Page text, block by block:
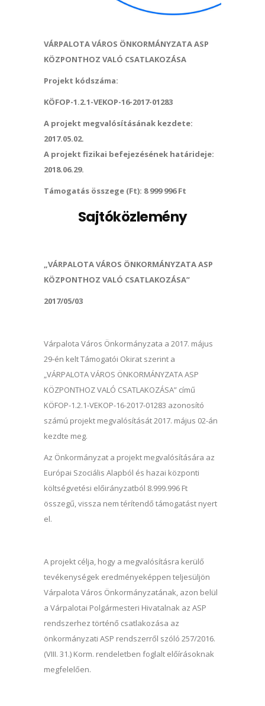
VÁRPALOTA VÁROS ÖNKORMÁNYZATA ASP
KÖZPONTHOZ VALÓ CSATLAKOZÁSA
Projekt kódszáma:
KÖFOP-1.2.1-VEKOP-16-2017-01283
A projekt megvalósításának kezdete:
2017.05.02.
A projekt fizikai befejezésének határideje:
2018.06.29.
Támogatás összege (Ft): 8 999 996 Ft
Sajtóközlemény
„VÁRPALOTA VÁROS ÖNKORMÁNYZATA ASP
KÖZPONTHOZ VALÓ CSATLAKOZÁSA”
2017/05/03
Várpalota Város Önkormányzata a 2017. május
29-én kelt Támogatói Okirat szerint a
„VÁRPALOTA VÁROS ÖNKORMÁNYZATA ASP
KÖZPONTHOZ VALÓ CSATLAKOZÁSA” című
KÖFOP-1.2.1-VEKOP-16-2017-01283 azonosító
számú projekt megvalósítását 2017. május 02-án
kezdte meg.
Az Önkormányzat a projekt megvalósítására az
Európai Szociális Alapból és hazai központi
költségvetési előirányzatból 8.999.996 Ft
összegű, vissza nem térítendő támogatást nyert
el.
A projekt célja, hogy a megvalósításra kerülő
tevékenységek eredményeképpen teljesüljön
Várpalota Város Önkormányzatának, azon belül
a Várpalotai Polgármesteri Hivatalnak az ASP
rendszerhez történő csatlakozása az
önkormányzati ASP rendszerről szóló 257/2016.
(VIII. 31.) Korm. rendeletben foglalt előírásoknak
megfelelően.